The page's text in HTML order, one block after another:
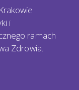
i
ramach
Zdrowia.